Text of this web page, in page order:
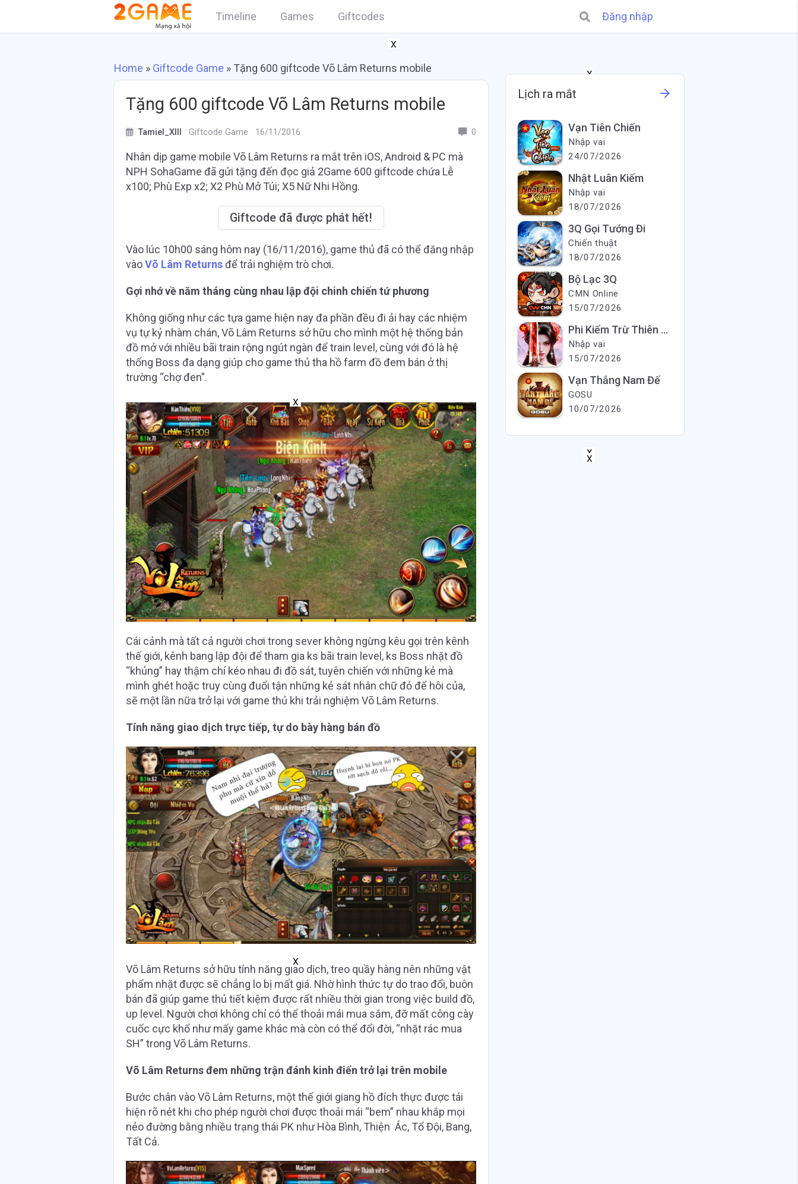
Timeline Games Giftcodes Đăng nhập
X
X
Lịch ra mắt arrow_forward
Vạn Tiên Chiến
Nhập vai
24/07/2026
Nhật Luân Kiếm
Nhập vai
18/07/2026
3Q Gọi Tướng Đi
Chiến thuật
18/07/2026
Bộ Lạc 3Q
CMN Online
15/07/2026
Phi Kiếm Trừ Thiên Ma
Nhập vai
15/07/2026
Vạn Thắng Nam Đế
GOSU
10/07/2026
X
X
Home » Giftcode Game » Tặng 600 giftcode Võ Lâm Returns mobile
Tặng 600 giftcode Võ Lâm Returns mobile
Tamiel_XIII Giftcode Game 16/11/2016 0
Nhân dịp game mobile Võ Lâm Returns ra mắt trên iOS, Android & PC mà
NPH SohaGame đã gửi tặng đến đọc giả 2Game 600 giftcode chứa Lễ
x100; Phù Exp x2; X2 Phù Mở Túi; X5 Nữ Nhi Hồng.
Giftcode đã được phát hết!
Vào lúc 10h00 sáng hôm nay (16/11/2016), game thủ đã có thể đăng nhập
vàoVõ Lâm Returnsđể trải nghiệm trò chơi.
Gợi nhớ về năm tháng cùng nhau lập đội chinh chiến tứ phương
Không giống như các tựa game hiện nay đa phần đều đi ải hay các nhiệm
vụ tự kỷ nhàm chán, Võ Lâm Returns sở hữu cho mình một hệ thống bản
đồ mở với nhiều bãi train rộng ngút ngàn để train level, cùng với đó là hệ
thống Boss đa dạng giúp cho game thủ tha hồ farm đồ đem bán ở thị
trường “chợ đen”.
X
Cái cảnh mà tất cả người chơi trong sever không ngừng kêu gọi trên kênh
thế giới, kênh bang lập đội để tham gia ks bãi train level, ks Boss nhặt đồ
“khủng” hay thậm chí kéo nhau đi đồ sát, tuyên chiến với những kẻ mà
mình ghét hoặc truy cùng đuổi tận những kẻ sát nhân chữ đỏ để hôi của,
sẽ một lần nữa trở lại với game thủ khi trải nghiệm Võ Lâm Returns.
Tính năng giao dịch trực tiếp, tự do bày hàng bán đồ
X
Võ Lâm Returns sở hữu tính năng giao dịch, treo quầy hàng nên những vật
phẩm nhặt được sẽ chẳng lo bị mất giá. Nhờ hình thức tự do trao đổi, buôn
bán đã giúp game thủ tiết kiệm được rất nhiều thời gian trong việc build đồ,
up level. Người chơi không chỉ có thể thoải mái mua sắm, đỡ mất công cày
cuốc cực khổ như mấy game khác mà còn có thể đổi đời, “nhặt rác mua
SH” trong Võ Lâm Returns.
Võ Lâm Returns đem những trận đánh kinh điển trở lại trên mobile
Bước chân vào Võ Lâm Returns, một thế giới giang hồ đích thực được tái
hiện rõ nét khi cho phép người chơi được thoải mái “bem” nhau khắp mọi
nẻo đường bằng nhiều trạng thái PK như Hòa Bình, Thiện Ác, Tổ Đội, Bang,
Tất Cả.